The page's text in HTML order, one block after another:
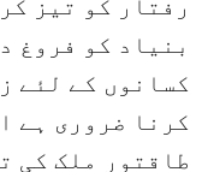
رفتار کو تیز
بنیاد کو فروغ
کسانوں کے لئے
کرنا ضروری ہے
طاقتور ملک کی